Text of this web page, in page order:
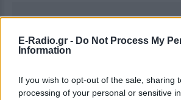
E-Radio.gr - Do Not Process My
Information
If you wish to opt-out of the sale, sharing
processing of your personal or sensitive